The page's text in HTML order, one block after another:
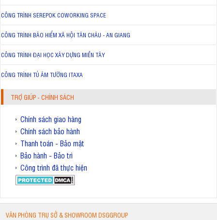
CÔNG TRÌNH SEREPOK COWORKING SPACE
CÔNG TRÌNH BẢO HIỂM XÃ HỘI TÂN CHÂU - AN GIANG
CÔNG TRÌNH ĐẠI HỌC XÂY DỰNG MIỀN TÂY
CÔNG TRÌNH TỦ ÂM TƯỜNG ITAXA
TRỢ GIÚP - CHÍNH SÁCH
Chính sách giao hàng
Chính sách bảo hành
Thanh toán - Bảo mật
Bảo hành - Bảo trì
Công trình đã thực hiện
VĂN PHÒNG TRỤ SỞ & SHOWROOM DSGGROUP